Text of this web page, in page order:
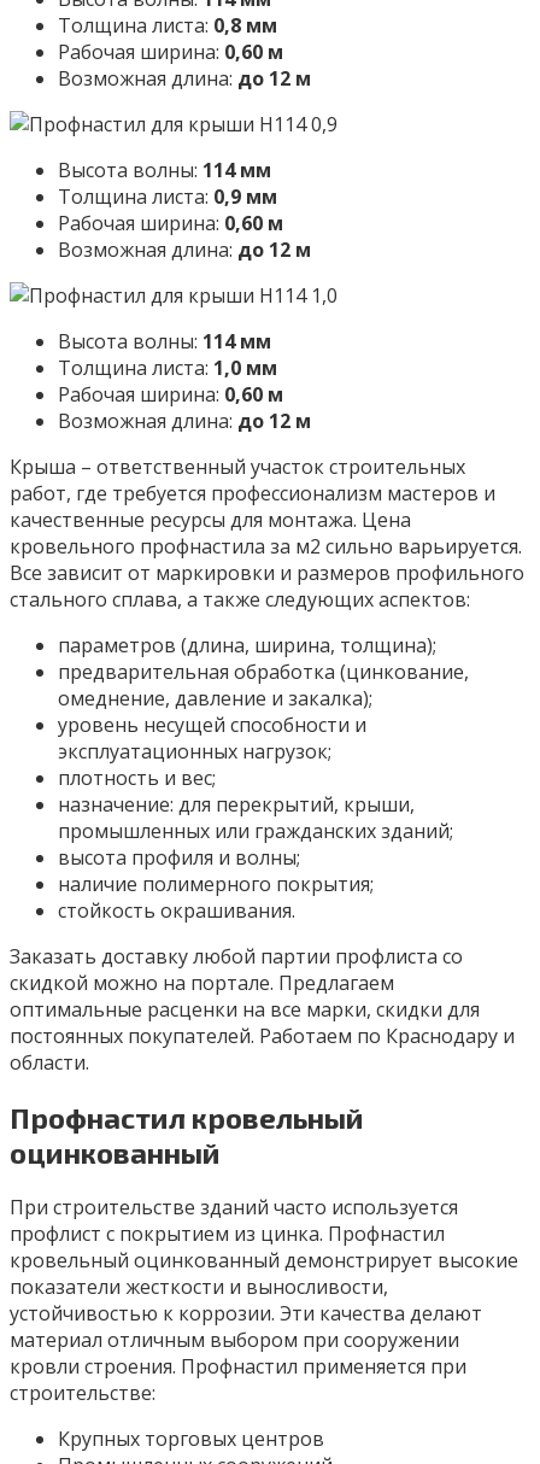
Толщина листа: 0,8 мм
Рабочая ширина: 0,60 м
Возможная длина: до 12 м
Высота волны: 114 мм
Толщина листа: 0,9 мм
Рабочая ширина: 0,60 м
Возможная длина: до 12 м
Высота волны: 114 мм
Толщина листа: 1,0 мм
Рабочая ширина: 0,60 м
Возможная длина: до 12 м
Крыша – ответственный участок строительных
работ, где требуется профессионализм мастеров и
качественные ресурсы для монтажа. Цена
кровельного профнастила за м2 сильно варьируется.
Все зависит от маркировки и размеров профильного
стального сплава, а также следующих аспектов:
параметров (длина, ширина, толщина);
предварительная обработка (цинкование,
омеднение, давление и закалка);
уровень несущей способности и
эксплуатационных нагрузок;
плотность и вес;
назначение: для перекрытий, крыши,
промышленных или гражданских зданий;
высота профиля и волны;
наличие полимерного покрытия;
стойкость окрашивания.
Заказать доставку любой партии профлиста со
скидкой можно на портале. Предлагаем
оптимальные расценки на все марки, скидки для
постоянных покупателей. Работаем по Краснодару и
области.
Профнастил кровельный
оцинкованный
При строительстве зданий часто используется
профлист с покрытием из цинка. Профнастил
кровельный оцинкованный демонстрирует высокие
показатели жесткости и выносливости,
устойчивостью к коррозии. Эти качества делают
материал отличным выбором при сооружении
кровли строения. Профнастил применяется при
строительстве:
Крупных торговых центров